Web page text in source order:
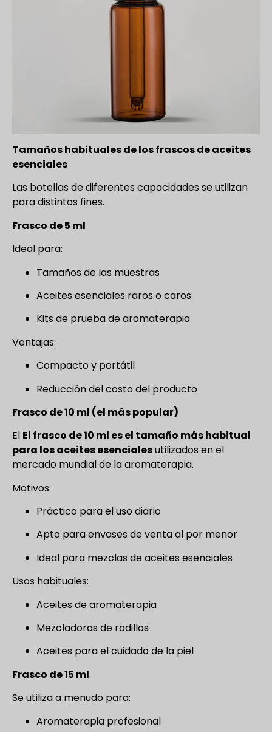
Tamaños habituales de los frascos de aceites
esenciales
Las botellas de diferentes capacidades se utilizan
para distintos fines.
Frasco de 5 ml
Ideal para:
Tamaños de las muestras
Aceites esenciales raros o caros
Kits de prueba de aromaterapia
Ventajas:
Compacto y portátil
Reducción del costo del producto
Frasco de 10 ml (el más popular)
El El frasco de 10 ml es el tamaño más habitual
para los aceites esencialesutilizados en el
mercado mundial de la aromaterapia.
Motivos:
Práctico para el uso diario
Apto para envases de venta al por menor
Ideal para mezclas de aceites esenciales
Usos habituales:
Aceites de aromaterapia
Mezcladoras de rodillos
Aceites para el cuidado de la piel
Frasco de 15 ml
Se utiliza a menudo para:
Aromaterapia profesional